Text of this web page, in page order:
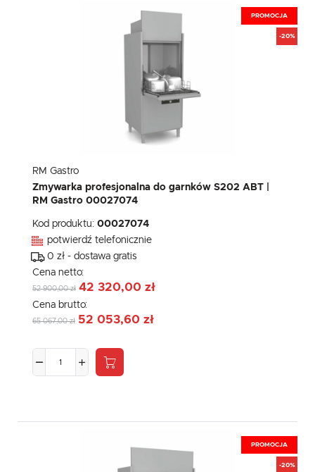
PROMOCJA
-20%
RM Gastro
Zmywarka profesjonalna do garnków S202 ABT |
RM Gastro 00027074
Kod produktu: 00027074
potwierdź telefonicznie
0 zł - dostawa gratis
Cena netto:
52 900,00 zł 42 320,00 zł
Cena brutto:
65 067,00 zł 52 053,60 zł
PROMOCJA
-20%